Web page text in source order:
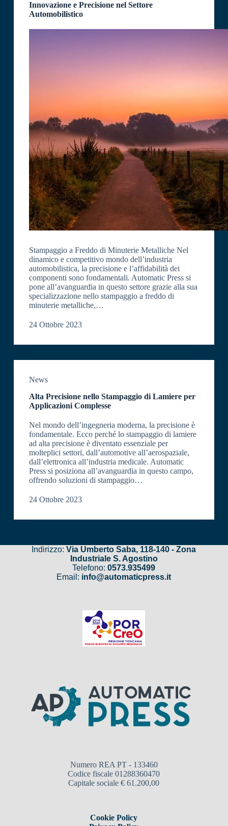
Innovazione e Precisione nel Settore
Automobilistico
Stampaggio a Freddo di Minuterie Metalliche Nel
dinamico e competitivo mondo dell’industria
automobilistica, la precisione e l’affidabilità dei
componenti sono fondamentali. Automatic Press si
pone all’avanguardia in questo settore grazie alla sua
specializzazione nello stampaggio a freddo di
minuterie metalliche,…
24 Ottobre 2023
News
Alta Precisione nello Stampaggio di Lamiere per
Applicazioni Complesse
Nel mondo dell’ingegneria moderna, la precisione è
fondamentale. Ecco perché lo stampaggio di lamiere
ad alta precisione è diventato essenziale per
molteplici settori, dall’automotive all’aerospaziale,
dall’elettronica all’industria medicale. Automatic
Press si posiziona all’avanguardia in questo campo,
offrendo soluzioni di stampaggio…
24 Ottobre 2023
Indirizzo:Via Umberto Saba, 118-140 - Zona
Industriale S. Agostino
Telefono:0573.935499
Email: info@automaticpress.it
Numero REA PT - 133460
Codice fiscale 01288360470
Capitale sociale € 61.200,00
Cookie Policy